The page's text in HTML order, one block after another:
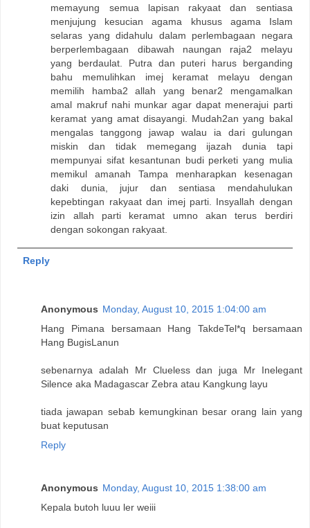
memayung semua lapisan rakyaat dan sentiasa
menjujung kesucian agama khusus agama Islam
selaras yang didahulu dalam perlembagaan negara
berperlembagaan dibawah naungan raja2 melayu
yang berdaulat. Putra dan puteri harus berganding
bahu memulihkan imej keramat melayu dengan
memilih hamba2 allah yang benar2 mengamalkan
amal makruf nahi munkar agar dapat menerajui parti
keramat yang amat disayangi. Mudah2an yang bakal
mengalas tanggong jawap walau ia dari gulungan
miskin dan tidak memegang ijazah dunia tapi
mempunyai sifat kesantunan budi perketi yang mulia
memikul amanah Tampa menharapkan kesenagan
daki dunia, jujur dan sentiasa mendahulukan
kepebtingan rakyaat dan imej parti. Insyallah dengan
izin allah parti keramat umno akan terus berdiri
dengan sokongan rakyaat.
Reply
Anonymous Monday, August 10, 2015 1:04:00 am
Hang Pimana bersamaan Hang TakdeTel*q bersamaan
Hang BugisLanun
sebenarnya adalah Mr Clueless dan juga Mr Inelegant
Silence aka Madagascar Zebra atau Kangkung layu
tiada jawapan sebab kemungkinan besar orang lain yang
buat keputusan
Reply
Anonymous Monday, August 10, 2015 1:38:00 am
Kepala butoh luuu ler weiii